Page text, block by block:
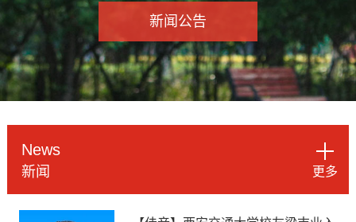
新闻公告
News
新闻 更多